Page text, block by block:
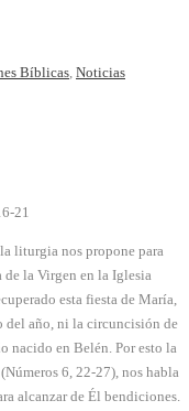
Bíblicas, Noticias
21
liturgia nos propone para
la Virgen en la Iglesia
esta fiesta de María,
del año, ni la circuncisión de
nacido en Belén. Por esto la
6, 22-27), nos habla
alcanzar de Él bendiciones.